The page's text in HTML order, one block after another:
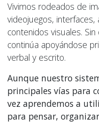
Vivimos rodeados de
videojuegos, interfaces,
contenidos visuales.
continúa apoyándose
verbal y escrito.
Aunque nuestro
principales vías para
vez aprendemos a
para pensar,